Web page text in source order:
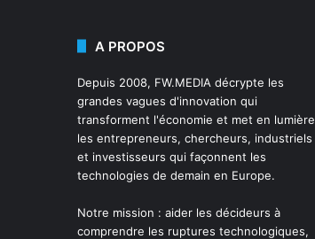
A PROPOS
Depuis 2008, FW.MEDIA décrypte les
grandes vagues d'innovation qui
transforment l'économie et met en lumière
les entrepreneurs, chercheurs, industriels
et investisseurs qui façonnent les
technologies de demain en Europe.
Notre mission : aider les décideurs à
comprendre les ruptures technologiques,